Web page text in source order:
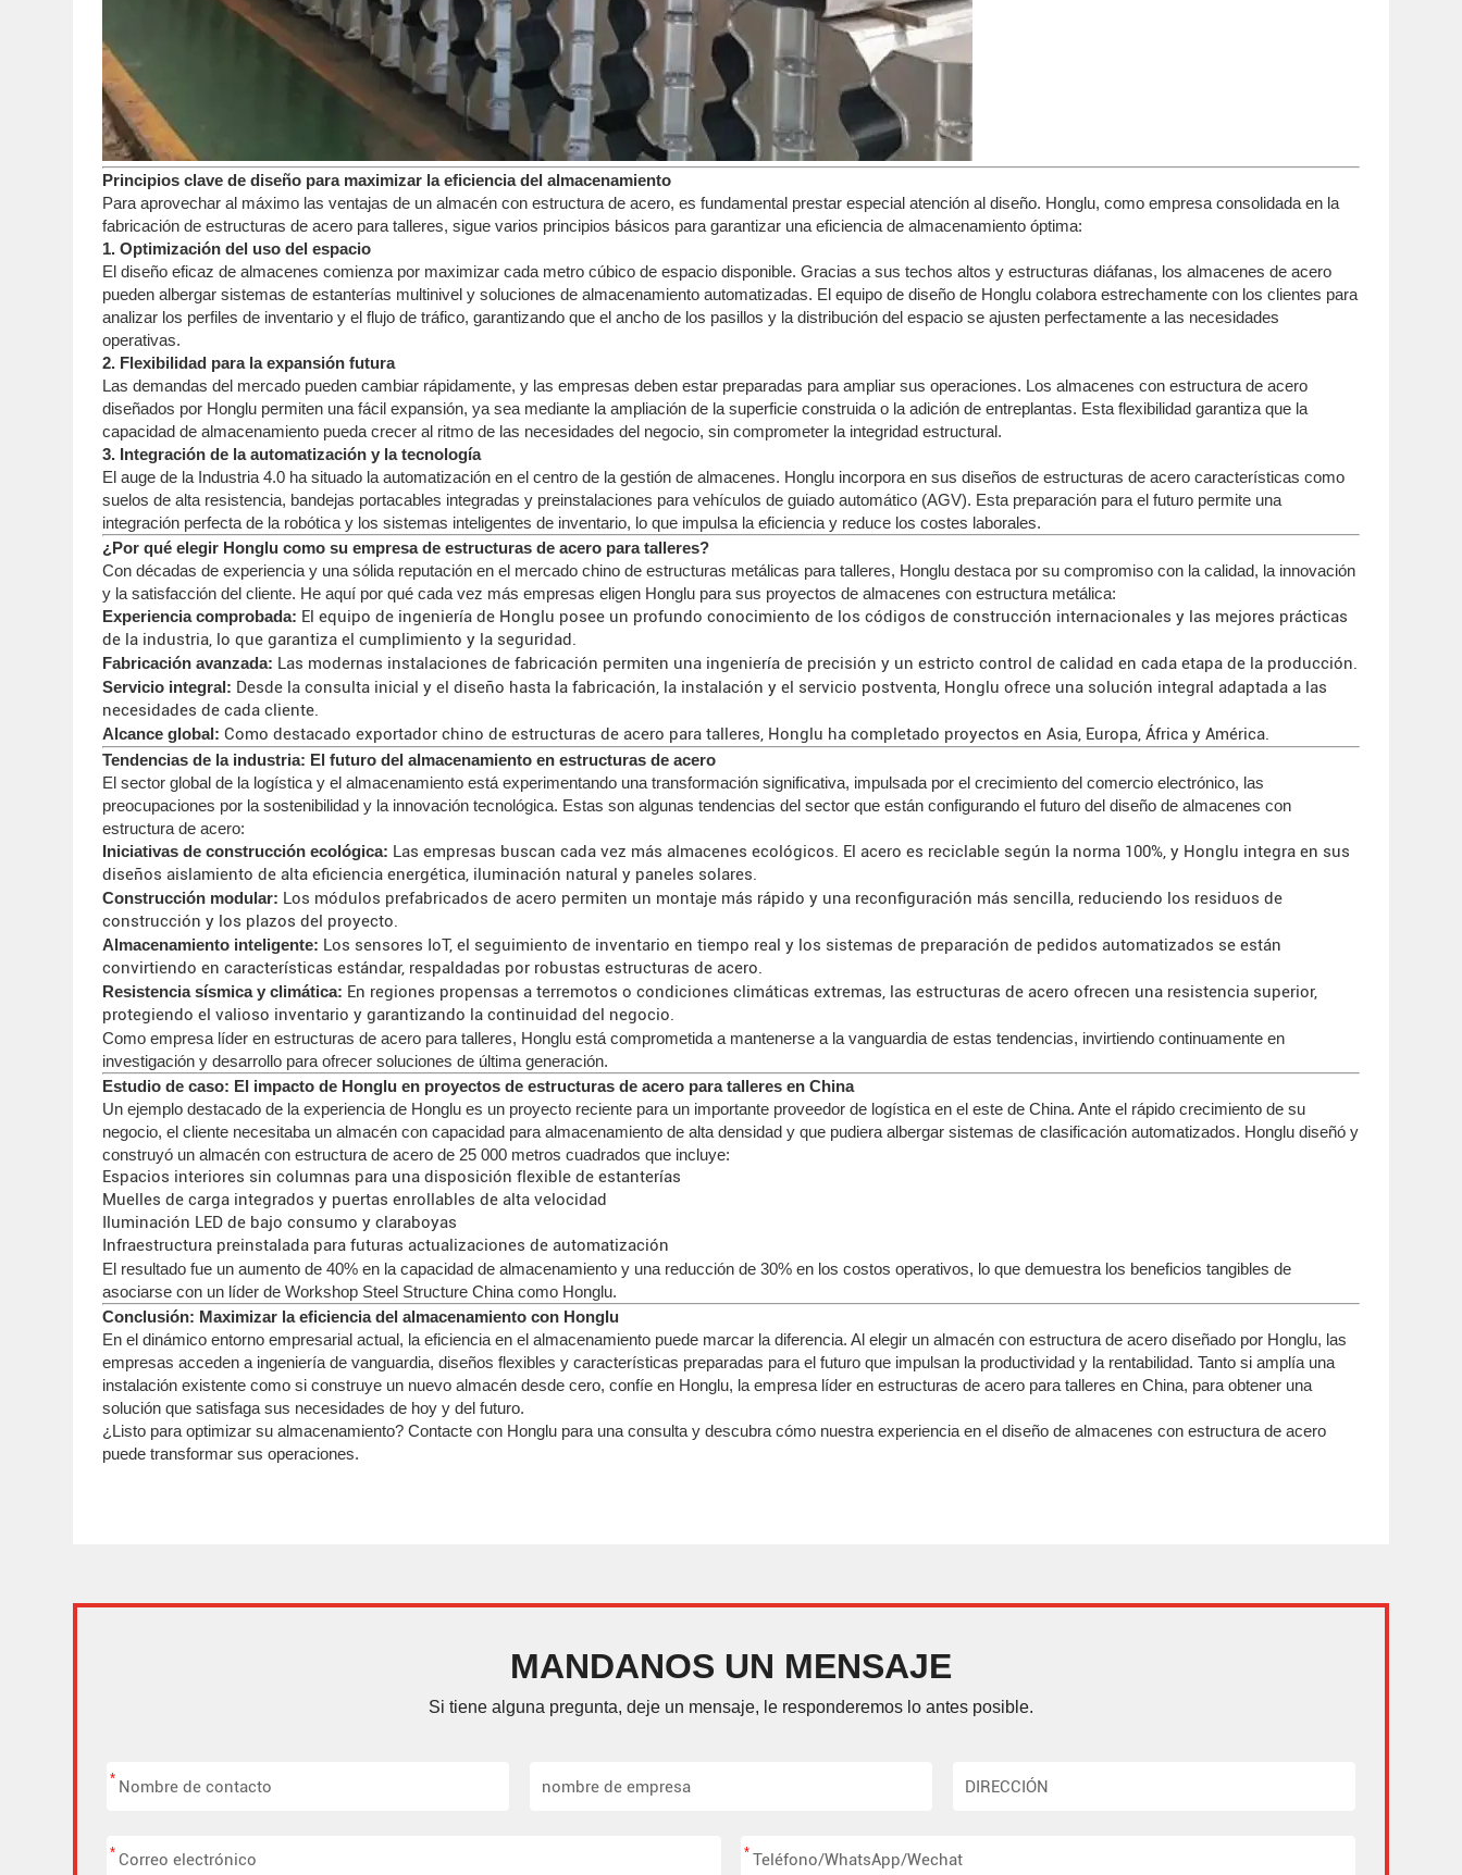
Principios clave de diseño para maximizar la eficiencia del almacenamiento
Para aprovechar al máximo las ventajas de un almacén con estructura de acero, es fundamental prestar especial atención al diseño. Honglu, como empresa consolidada en la
fabricación de estructuras de acero para talleres, sigue varios principios básicos para garantizar una eficiencia de almacenamiento óptima:
1. Optimización del uso del espacio
El diseño eficaz de almacenes comienza por maximizar cada metro cúbico de espacio disponible. Gracias a sus techos altos y estructuras diáfanas, los almacenes de acero
pueden albergar sistemas de estanterías multinivel y soluciones de almacenamiento automatizadas. El equipo de diseño de Honglu colabora estrechamente con los clientes para
analizar los perfiles de inventario y el flujo de tráfico, garantizando que el ancho de los pasillos y la distribución del espacio se ajusten perfectamente a las necesidades
operativas.
2. Flexibilidad para la expansión futura
Las demandas del mercado pueden cambiar rápidamente, y las empresas deben estar preparadas para ampliar sus operaciones. Los almacenes con estructura de acero
diseñados por Honglu permiten una fácil expansión, ya sea mediante la ampliación de la superficie construida o la adición de entreplantas. Esta flexibilidad garantiza que la
capacidad de almacenamiento pueda crecer al ritmo de las necesidades del negocio, sin comprometer la integridad estructural.
3. Integración de la automatización y la tecnología
El auge de la Industria 4.0 ha situado la automatización en el centro de la gestión de almacenes. Honglu incorpora en sus diseños de estructuras de acero características como
suelos de alta resistencia, bandejas portacables integradas y preinstalaciones para vehículos de guiado automático (AGV). Esta preparación para el futuro permite una
integración perfecta de la robótica y los sistemas inteligentes de inventario, lo que impulsa la eficiencia y reduce los costes laborales.
¿Por qué elegir Honglu como su empresa de estructuras de acero para talleres?
Con décadas de experiencia y una sólida reputación en el mercado chino de estructuras metálicas para talleres, Honglu destaca por su compromiso con la calidad, la innovación
y la satisfacción del cliente. He aquí por qué cada vez más empresas eligen Honglu para sus proyectos de almacenes con estructura metálica:
Experiencia comprobada: El equipo de ingeniería de Honglu posee un profundo conocimiento de los códigos de construcción internacionales y las mejores prácticas
de la industria, lo que garantiza el cumplimiento y la seguridad.
Fabricación avanzada: Las modernas instalaciones de fabricación permiten una ingeniería de precisión y un estricto control de calidad en cada etapa de la producción.
Servicio integral: Desde la consulta inicial y el diseño hasta la fabricación, la instalación y el servicio postventa, Honglu ofrece una solución integral adaptada a las
necesidades de cada cliente.
Alcance global: Como destacado exportador chino de estructuras de acero para talleres, Honglu ha completado proyectos en Asia, Europa, África y América.
Tendencias de la industria: El futuro del almacenamiento en estructuras de acero
El sector global de la logística y el almacenamiento está experimentando una transformación significativa, impulsada por el crecimiento del comercio electrónico, las
preocupaciones por la sostenibilidad y la innovación tecnológica. Estas son algunas tendencias del sector que están configurando el futuro del diseño de almacenes con
estructura de acero:
Iniciativas de construcción ecológica: Las empresas buscan cada vez más almacenes ecológicos. El acero es reciclable según la norma 100%, y Honglu integra en sus
diseños aislamiento de alta eficiencia energética, iluminación natural y paneles solares.
Construcción modular: Los módulos prefabricados de acero permiten un montaje más rápido y una reconfiguración más sencilla, reduciendo los residuos de
construcción y los plazos del proyecto.
Almacenamiento inteligente: Los sensores IoT, el seguimiento de inventario en tiempo real y los sistemas de preparación de pedidos automatizados se están
convirtiendo en características estándar, respaldadas por robustas estructuras de acero.
Resistencia sísmica y climática: En regiones propensas a terremotos o condiciones climáticas extremas, las estructuras de acero ofrecen una resistencia superior,
protegiendo el valioso inventario y garantizando la continuidad del negocio.
Como empresa líder en estructuras de acero para talleres, Honglu está comprometida a mantenerse a la vanguardia de estas tendencias, invirtiendo continuamente en
investigación y desarrollo para ofrecer soluciones de última generación.
Estudio de caso: El impacto de Honglu en proyectos de estructuras de acero para talleres en China
Un ejemplo destacado de la experiencia de Honglu es un proyecto reciente para un importante proveedor de logística en el este de China. Ante el rápido crecimiento de su
negocio, el cliente necesitaba un almacén con capacidad para almacenamiento de alta densidad y que pudiera albergar sistemas de clasificación automatizados. Honglu diseñó y
construyó un almacén con estructura de acero de 25 000 metros cuadrados que incluye:
Espacios interiores sin columnas para una disposición flexible de estanterías
Muelles de carga integrados y puertas enrollables de alta velocidad
Iluminación LED de bajo consumo y claraboyas
Infraestructura preinstalada para futuras actualizaciones de automatización
El resultado fue un aumento de 40% en la capacidad de almacenamiento y una reducción de 30% en los costos operativos, lo que demuestra los beneficios tangibles de
asociarse con un líder de Workshop Steel Structure China como Honglu.
Conclusión: Maximizar la eficiencia del almacenamiento con Honglu
En el dinámico entorno empresarial actual, la eficiencia en el almacenamiento puede marcar la diferencia. Al elegir un almacén con estructura de acero diseñado por Honglu, las
empresas acceden a ingeniería de vanguardia, diseños flexibles y características preparadas para el futuro que impulsan la productividad y la rentabilidad. Tanto si amplía una
instalación existente como si construye un nuevo almacén desde cero, confíe en Honglu, la empresa líder en estructuras de acero para talleres en China, para obtener una
solución que satisfaga sus necesidades de hoy y del futuro.
¿Listo para optimizar su almacenamiento? Contacte con Honglu para una consulta y descubra cómo nuestra experiencia en el diseño de almacenes con estructura de acero
puede transformar sus operaciones.
MANDANOS UN MENSAJE
Si tiene alguna pregunta, deje un mensaje, le responderemos lo antes posible.
*
* *